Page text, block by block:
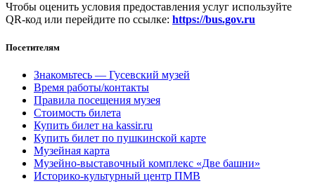
Чтобы оценить условия предоставления услуг используйте
QR-код или перейдите по ссылке: https://bus.gov.ru
Посетителям
Знакомьтесь — Гусевский музей
Время работы/контакты
Правила посещения музея
Стоимость билета
Купить билет на kassir.ru
Купить билет по пушкинской карте
Музейная карта
Музейно-выставочный комплекс «Две башни»
Историко-культурный центр ПМВ